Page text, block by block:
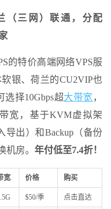
（三网）联通，分配
的特价高端网络VPS服
银、荷兰的CU2VIP也
择10Gbps超大带宽，
宽，基于KVM虚拟架
导出）和Backup（备份
机房。 年付低至7.4折！
宽 价格 购买
$50/季 点击直达